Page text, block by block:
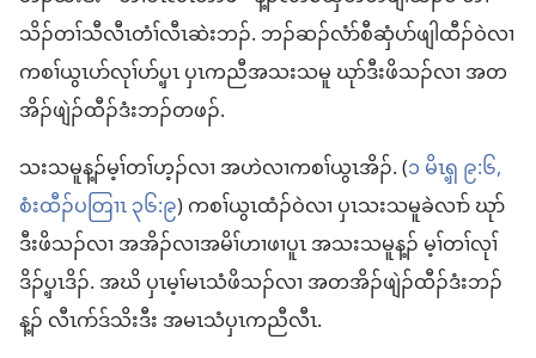
သိၣ်တၢ်သီလီၤတံၢ်လီၤဆဲးဘၣ်. ဘၣ်ဆၣ်လံာ်စီဆှံပာ်ဖျါထီၣ်ဝဲလၢ
ကစၢ်ယွၤပာ်လုၢ်ပာ်ပှ့ၤ ပှၤကညီအသးသမူ ဃုာ်ဒီးဖိသၣ်လၢ အတ
အိၣ်ဖျဲၣ်ထီၣ်ဒံးဘၣ်တဖၣ်.
သးသမူန့ၣ်မ့ၢ်တၢ်ဟ့ၣ်လၢ အဟဲလၢကစၢ်ယွၤအိၣ်. (၁ မိၤၡ့ ၉:၆,
စံးထီၣ်ပတြၢၤ ၃၆:၉) ကစၢ်ယွၤထံၣ်ဝဲလၢ ပှၤသးသမူခဲလၢာ် ဃုာ်
ဒီးဖိသၣ်လၢ အအိၣ်လၢအမိၢ်ဟၢဖၢပူၤ အသးသမူန့ၣ် မ့ၢ်တၢ်လုၢ်
ဒိၣ်ပှ့ၤဒိၣ်. အဃိ ပှၤမ့ၢ်မၤသံဖိသၣ်လၢ အတအိၣ်ဖျဲၣ်ထီၣ်ဒံးဘၣ်
န့ၣ် လီၤဂာ်ဒ်သိးဒီး အမၤသံပှၤကညီလီၤ.